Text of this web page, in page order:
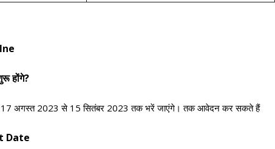
होंगे?
17 अगस्त 2023 से 15 सितंबर 2023 तक भरें जाएंगे। तक आवेदन कर सकते हैं
Date